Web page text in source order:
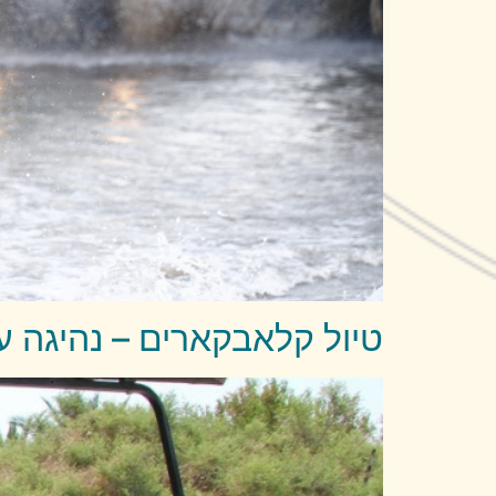
טיול קלאבקארים – נהיגה